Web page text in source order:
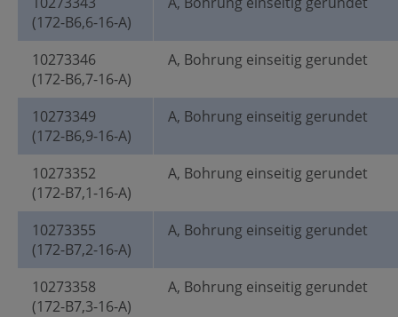
(172-B6,6-16-A)
10273346
(172-B6,7-16-A)
A, Bohrung einseitig gerundet
10273349
(172-B6,9-16-A)
A, Bohrung einseitig gerundet
10273352
(172-B7,1-16-A)
A, Bohrung einseitig gerundet
10273355
(172-B7,2-16-A)
A, Bohrung einseitig gerundet
10273358
(172-B7,3-16-A)
A, Bohrung einseitig gerundet